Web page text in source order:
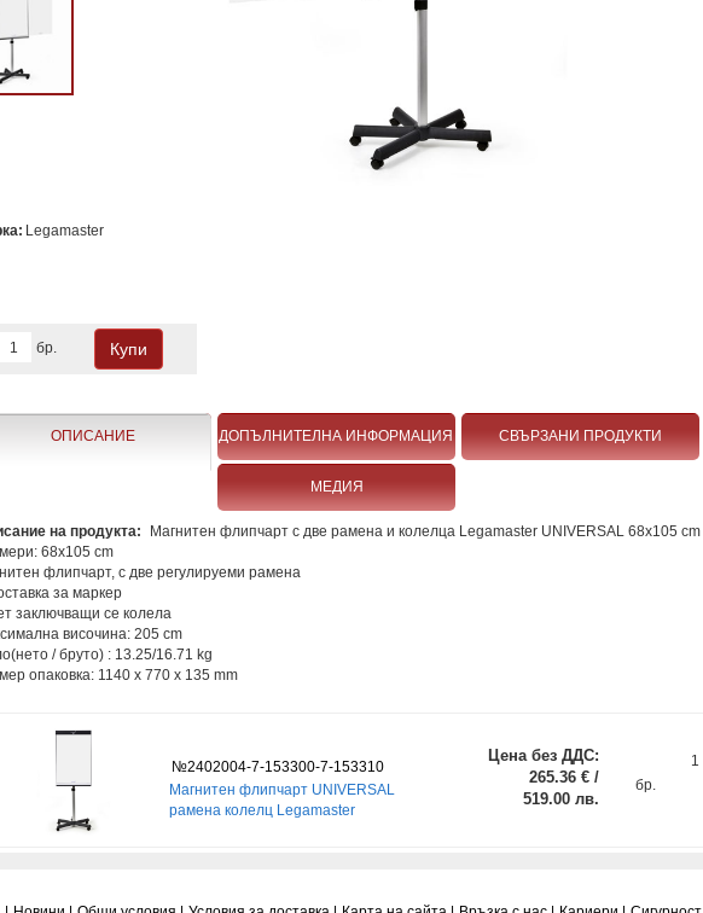
Legamaster
бр.
ОПИСАНИЕ ДОПЪЛНИТЕЛНА ИНФОРМАЦИЯ СВЪРЗАНИ ПРОДУКТИ
МЕДИЯ
на продукта:
Магнитен флипчарт с две рамена и колелца Legamaster UNIVERSAL 68x105 cm
68х105 cm
флипчарт, с две регулируеми рамена
за маркер
заключващи се колела
височина: 205 cm
/ бруто) : 13.25/16.71 kg
опаковка: 1140 x 770 x 135 mm
№2402004-7-153300-7-153310
Магнитен флипчарт UNIVERSAL
рамена колелц Legamaster
Цена без ДДС:
265.36 € /
519.00 лв.
бр.